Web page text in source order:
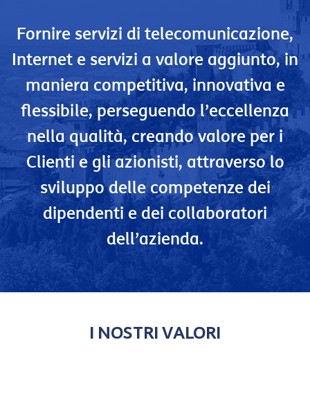
Fornire servizi di telecomunicazione,
Internet e servizi a valore aggiunto, in
maniera competitiva, innovativa e
flessibile, perseguendo l’eccellenza
nella qualità, creando valore per i
Clienti e gli azionisti, attraverso lo
sviluppo delle competenze dei
dipendenti e dei collaboratori
dell’azienda.
I NOSTRI VALORI